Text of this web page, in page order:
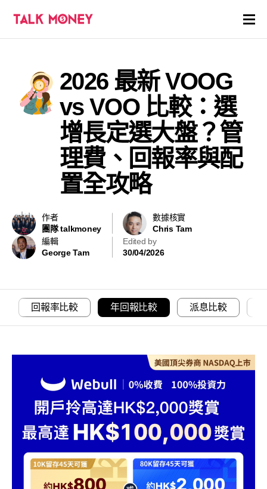
證券商評價
各種投資產品戶口
虛擬貨幣
關於
2026 最新 VOOG
vs VOO 比較：選
增長定選大盤？管
理費、回報率與配
置全攻略
作者
團隊 talkmoney
數據核實
Chris Tam
編輯
George Tam
Edited by
30/04/2026
回報率比較 年回報比較 派息比較